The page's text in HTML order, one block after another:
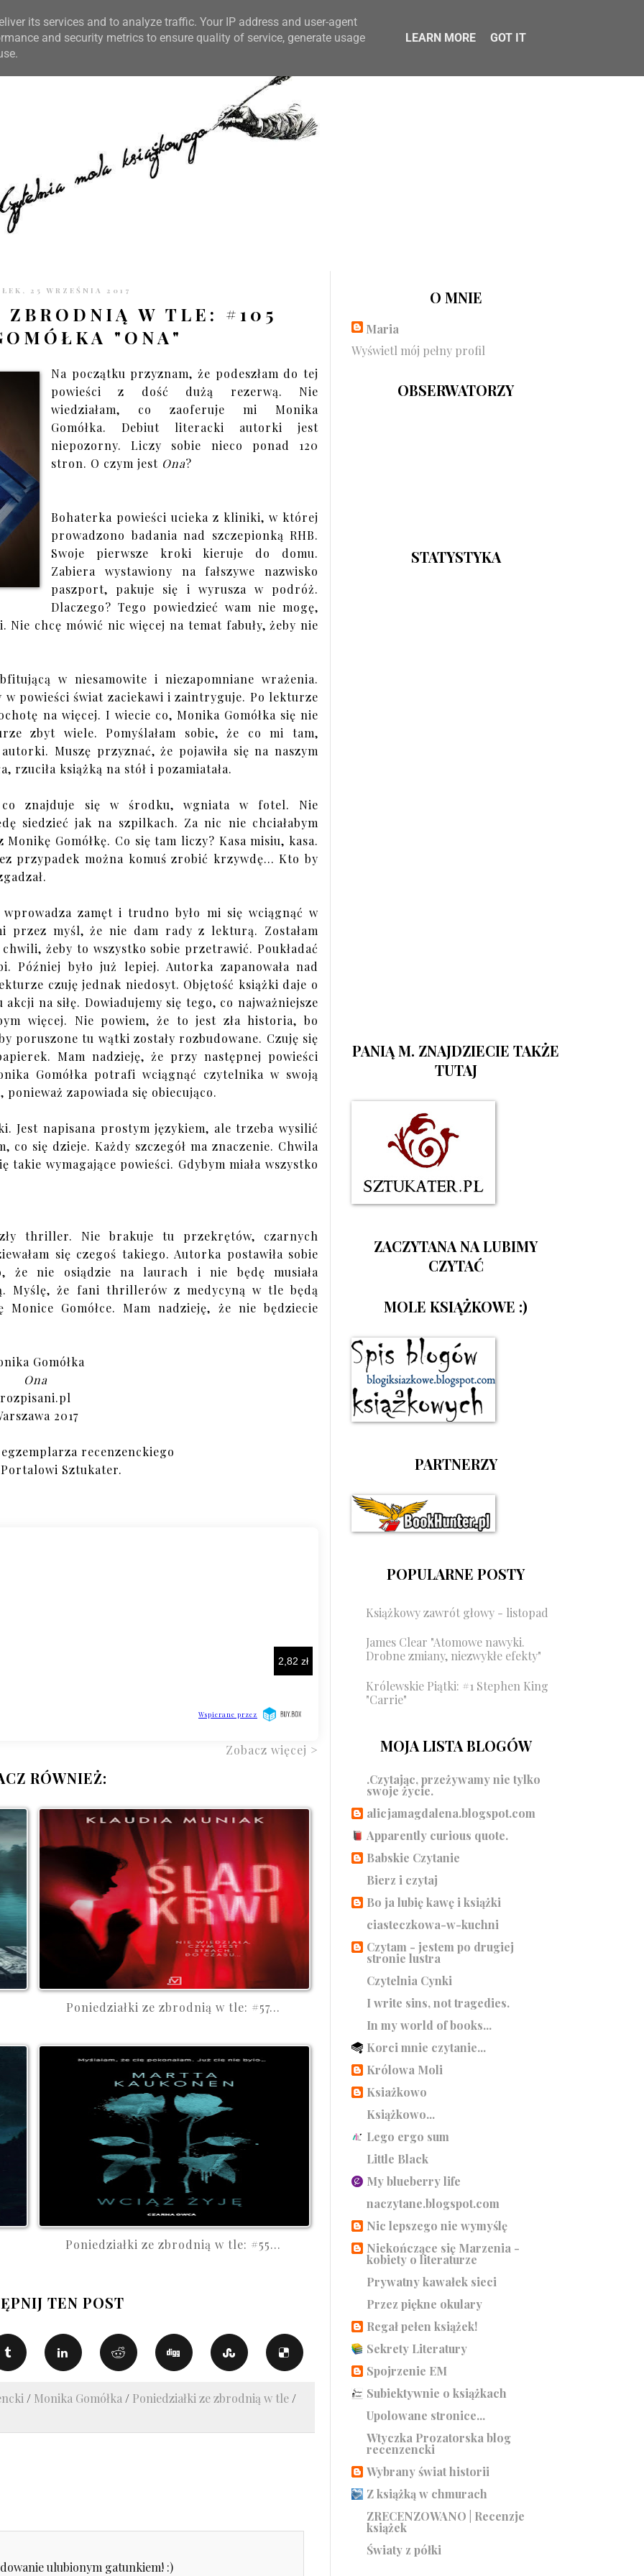
KONTAKT CZYTELNIA PO GODZINACH
25 WRZEŚNIA 2017
W TLE: #105
"ONA"
Na początku przyznam, że podeszłam do tej
powieści z dość dużą rezerwą. Nie
wiedziałam, co zaoferuje mi Monika
Gomółka. Debiut literacki autorki jest
niepozorny. Liczy sobie nieco ponad 120
stron. O czym jest Ona?
Bohaterka powieści ucieka z kliniki, w której
prowadzono badania nad szczepionką RHB.
Swoje pierwsze kroki kieruje do domu.
Zabiera wystawiony na fałszywe nazwisko
paszport, pakuje się i wyrusza w podróż.
Dlaczego? Tego powiedzieć wam nie mogę,
Nie chcę mówić nic więcej na temat fabuły, żeby nie
w niesamowite i niezapomniane wrażenia.
w powieści świat zaciekawi i zaintryguje. Po lekturze
na więcej. I wiecie co, Monika Gomółka się nie
zbyt wiele. Pomyślałam sobie, że co mi tam,
Muszę przyznać, że pojawiła się na naszym
rzuciła książką na stół i pozamiatała.
znajduje się w środku, wgniata w fotel. Nie
siedzieć jak na szpilkach. Za nic nie chciałabym
Gomółkę. Co się tam liczy? Kasa misiu, kasa.
przypadek można komuś zrobić krzywdę… Kto by
zamęt i trudno było mi się wciągnąć w
przez myśl, że nie dam rady z lekturą. Zostałam
żeby to wszystko sobie przetrawić. Poukładać
było już lepiej. Autorka zapanowała nad
czuję jednak niedosyt. Objętość książki daje o
na siłę. Dowiadujemy się tego, co najważniejsze
więcej. Nie powiem, że to jest zła historia, bo
poruszone tu wątki zostały rozbudowane. Czuję się
Mam nadzieję, że przy następnej powieści
Gomółka potrafi wciągnąć czytelnika w swoją
zapowiada się obiecująco.
Jest napisana prostym językiem, ale trzeba wysilić
się dzieje. Każdy szczegół ma znaczenie. Chwila
wymagające powieści. Gdybym miała wszystko
thriller. Nie brakuje tu przekrętów, czarnych
się czegoś takiego. Autorka postawiła sobie
że nie osiądzie na laurach i nie będę musiała
Myślę, że fani thrillerów z medycyną w tle będą
Gomółce. Mam nadzieję, że nie będziecie
Gomółka
Ona
rozpisani.pl
2017
recenzenckiego
Sztukater.
Zobacz więcej >
RÓWNIEŻ:
Poniedziałki ze zbrodnią w tle: #57...
Poniedziałki ze zbrodnią w tle: #55...
TEN POST
/ Monika Gomółka / Poniedziałki ze zbrodnią w tle /
ulubionym gatunkiem! :)
O MNIE
Maria
Wyświetl mój pełny profil
OBSERWATORZY
STATYSTYKA
PANIĄ M. ZNAJDZIECIE TAKŻE
TUTAJ
ZACZYTANA NA LUBIMY
CZYTAĆ
MOLE KSIĄŻKOWE :)
PARTNERZY
POPULARNE POSTY
Książkowy zawrót głowy - listopad
James Clear "Atomowe nawyki.
Drobne zmiany, niezwykłe efekty"
Królewskie Piątki: #1 Stephen King
"Carrie"
MOJA LISTA BLOGÓW
.Czytając, przeżywamy nie tylko
swoje życie.
alicjamagdalena.blogspot.com
Apparently curious quote.
Babskie Czytanie
Bierz i czytaj
Bo ja lubię kawę i książki
ciasteczkowa-w-kuchni
Czytam - jestem po drugiej
stronie lustra
Czytelnia Cynki
I write sins, not tragedies.
In my world of books...
Korci mnie czytanie...
Królowa Moli
Ksiażkowo
Książkowo...
Lego ergo sum
Little Black
My blueberry life
naczytane.blogspot.com
Nic lepszego nie wymyślę
Niekończące się Marzenia -
kobiety o literaturze
Prywatny kawałek sieci
Przez piękne okulary
Regał pełen książek!
Sekrety Literatury
Spojrzenie EM
Subiektywnie o książkach
Upolowane stronice...
Wtyczka Prozatorska blog
recenzencki
Wybrany świat historii
Z książką w chmurach
ZRECENZOWANO | Recenzje
książek
Światy z półki
its services and to analyze traffic. Your IP address and user-agent
and security metrics to ensure quality of service, generate usage
LEARN MORE GOT IT